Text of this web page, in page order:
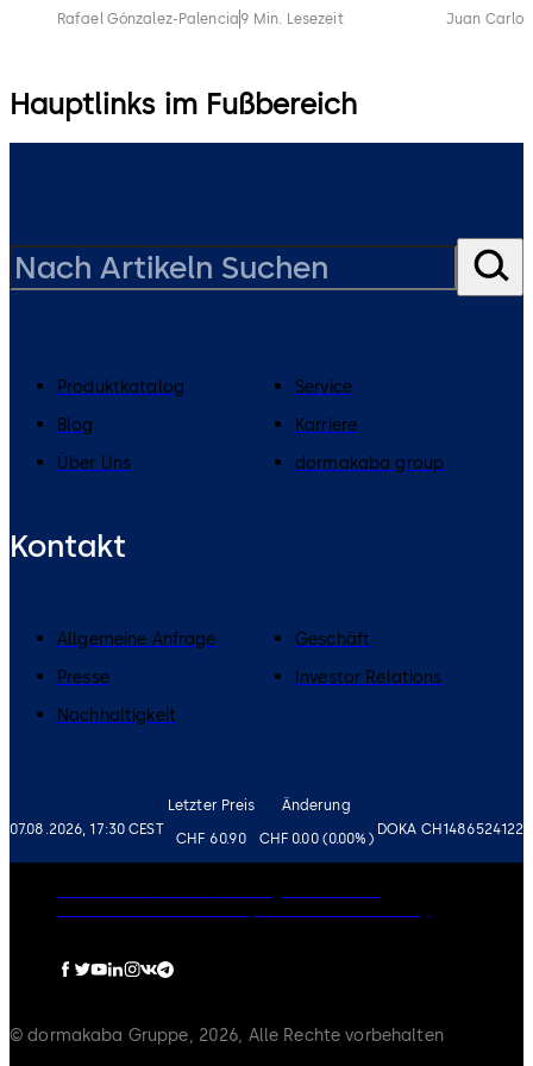
Rafael Gónzalez-Palencia 9 Min. Lesezeit Juan
Hauptlinks im Fußbereich
07.08.2026, 17:30 CEST
Letzter Preis
CHF 60.90
Änderung
CHF 0.00 (0.00%)
DOKA CH1486524122
Produktkatalog
Service
Blog
Karriere
Über Uns
dormakaba group
Kontakt
Allgemeine Anfrage
Geschäft
Presse
Investor Relations
Nachhaltigkeit
© dormakaba Gruppe, 2026, Alle Rechte vorbehalten